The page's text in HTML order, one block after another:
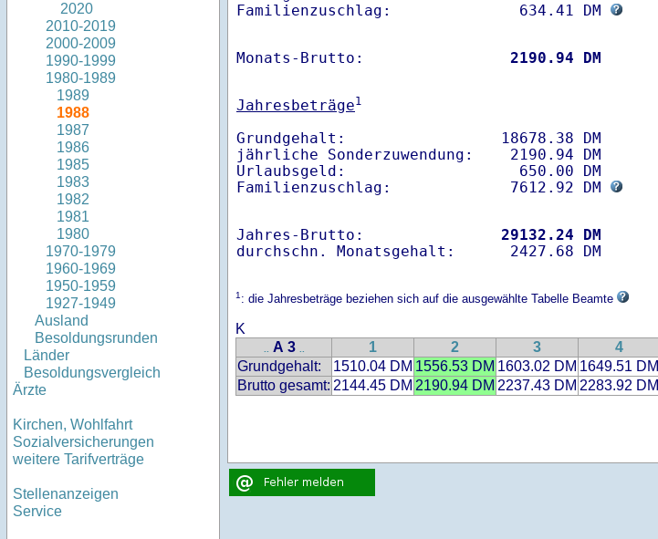
2020
2010-2019
2000-2009
1990-1999
1980-1989
1989
1988
1987
1986
1985
1983
1982
1981
1980
1970-1979
1960-1969
1950-1959
1927-1949
Ausland
Besoldungsrunden
Länder
Besoldungsvergleich
Ärzte
Kirchen, Wohlfahrt
Sozialversicherungen
weitere Tarifverträge
Stellenanzeigen
Service
Familienzuschlag:              634.41 DM
Monats-Brutto: 2190.94 DM
Jahresbeträge1
Grundgehalt:                 18678.38 DM
jährliche Sonderzuwendung:    2190.94 DM
Urlaubsgeld:                   650.00 DM
Familienzuschlag:             7612.92 DM
Jahres-Brutto: 29132.24 DM
1: die Jahresbeträge beziehen sich auf die ausgewählte Tabelle Beamte
K
.. A 3 .. 1 2 3 4
Grundgehalt:
1510.04 DM 1556.53 DM 1603.02 DM 1649.51 DM
Brutto gesamt: 2144.45 DM 2190.94 DM 2237.43 DM 2283.92 DM